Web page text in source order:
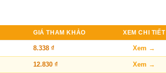
GIÁ THAM KHẢO XEM CHI TIẾT
8.338 ₫ Xem →
12.830 ₫ Xem →